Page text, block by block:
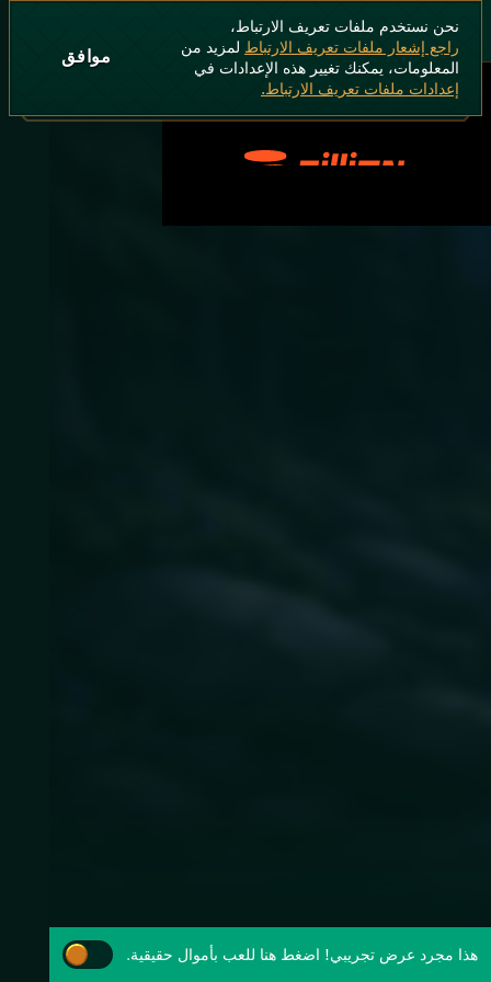
هذا مجرد عرض تجريبي! اضغط هنا للعب بأموال حقيقية.
نحن نستخدم ملفات تعريف الارتباط،
راجع إشعار ملفات تعريف الارتباط لمزيد من
المعلومات، يمكنك تغيير هذه الإعدادات في
إعدادات ملفات تعريف الارتباط.
موافق